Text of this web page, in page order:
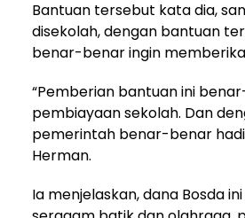
Bantuan tersebut kata dia,
disekolah, dengan bantuan
benar-benar ingin
“Pemberian bantuan ini
pembiayaan sekolah. Dan
pemerintah benar-benar
Herman.
Ia menjelaskan, dana Bosda